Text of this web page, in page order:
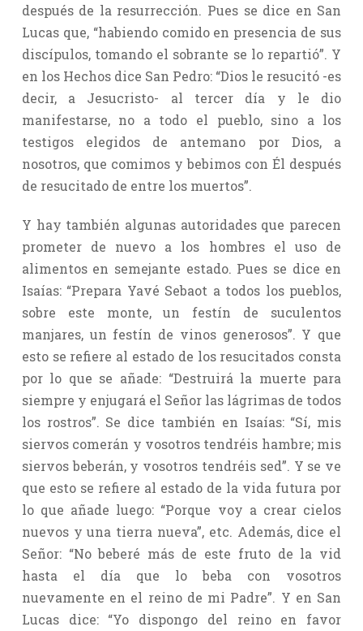
después de la resurrección. Pues se dice en San
Lucas que, “habiendo comido en presencia de sus
discípulos, tomando el sobrante se lo repartió”. Y
en los Hechos dice San Pedro: “Dios le resucitó -es
decir, a Jesucristo- al tercer día y le dio
manifestarse, no a todo el pueblo, sino a los
testigos elegidos de antemano por Dios, a
nosotros, que comimos y bebimos con Él después
de resucitado de entre los muertos”.
Y hay también algunas autoridades que parecen
prometer de nuevo a los hombres el uso de
alimentos en semejante estado. Pues se dice en
Isaías: “Prepara Yavé Sebaot a todos los pueblos,
sobre este monte, un festín de suculentos
manjares, un festín de vinos generosos”. Y que
esto se refiere al estado de los resucitados consta
por lo que se añade: “Destruirá la muerte para
siempre y enjugará el Señor las lágrimas de todos
los rostros”. Se dice también en Isaías: “Sí, mis
siervos comerán y vosotros tendréis hambre; mis
siervos beberán, y vosotros tendréis sed”. Y se ve
que esto se refiere al estado de la vida futura por
lo que añade luego: “Porque voy a crear cielos
nuevos y una tierra nueva”, etc. Además, dice el
Señor: “No beberé más de este fruto de la vid
hasta el día que lo beba con vosotros
nuevamente en el reino de mi Padre”. Y en San
Lucas dice: “Yo dispongo del reino en favor